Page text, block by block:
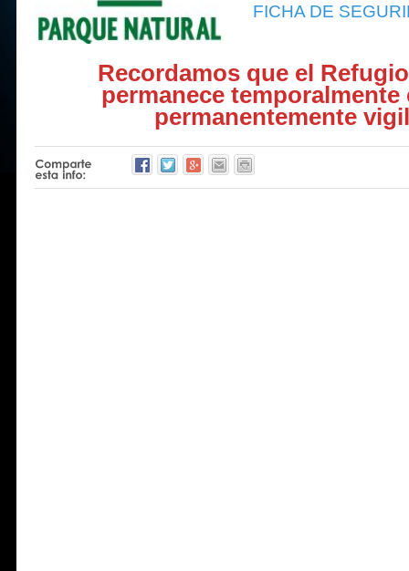
FICHA DE
Recordamos que el
permanece temporalmente
permanentemente